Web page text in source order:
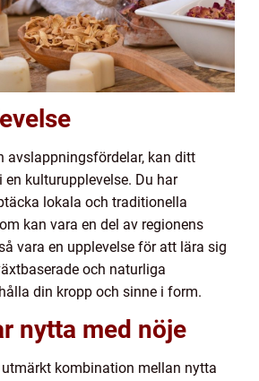
avslappningsfördelar, kan ditt
kulturupplevelse. Du har
lokala och traditionella
kan vara en del av regionens
vara en upplevelse för att lära sig
och naturliga
din kropp och sinne i form.
nytta med nöje
utmärkt kombination mellan nytta